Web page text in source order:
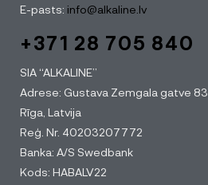
E-pasts: info@alkaline.lv
+371 28 705 840
SIA “ALKALINE”
Adrese: Gustava Zemgala gatve 83,
Rīga, Latvija
Reģ. Nr. 40203207772
Banka: A/S Swedbank
Kods: HABALV22